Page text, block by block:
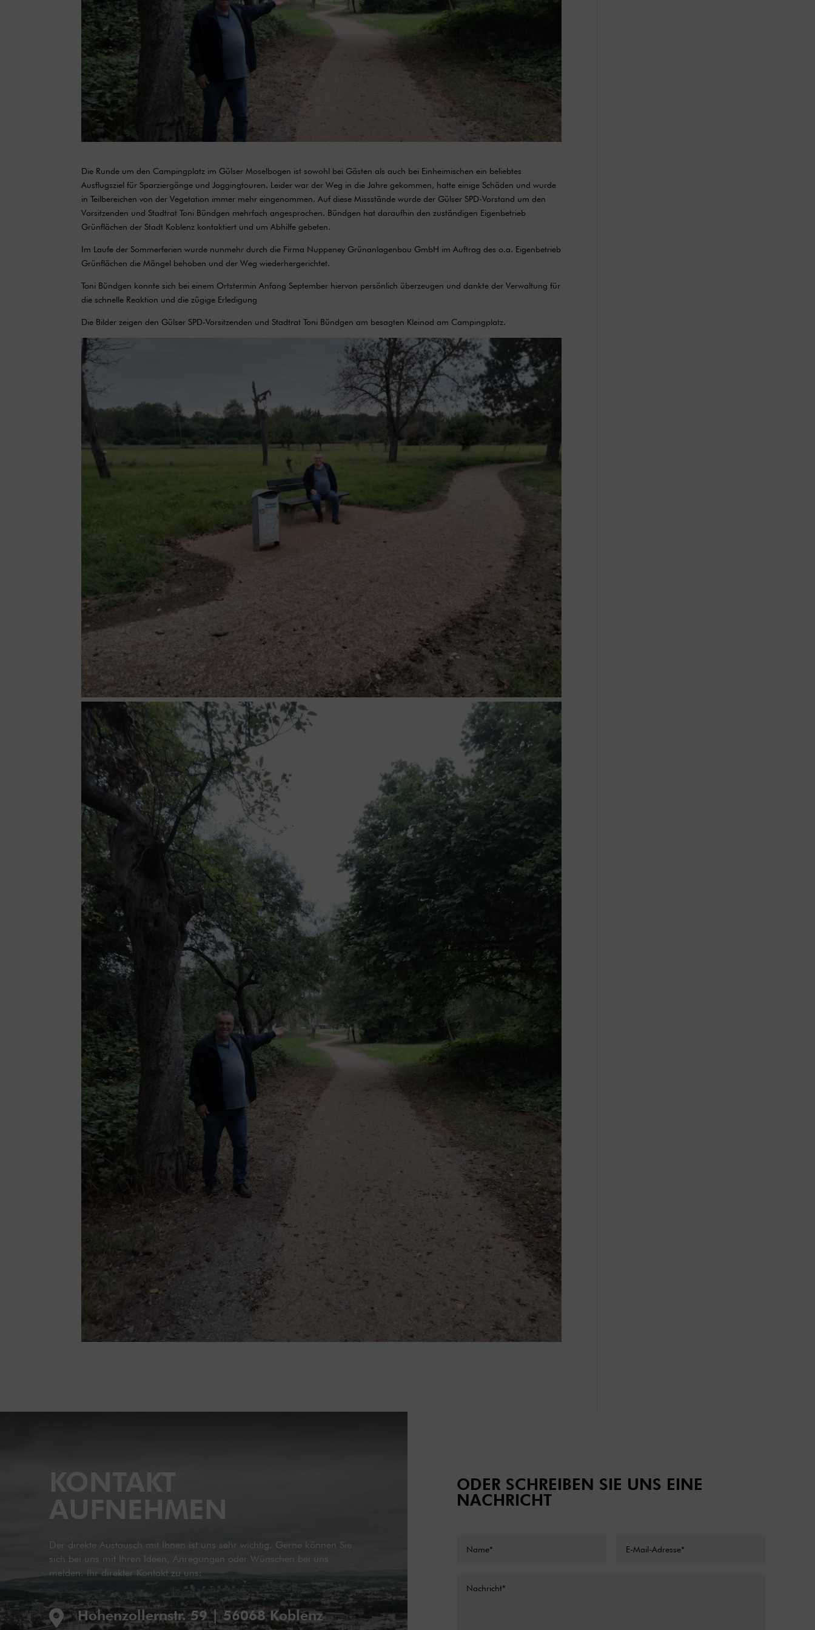
Die Runde um den Campingplatz im Gülser Moselbogen ist sowohl bei Gästen als auch bei Einheimischen ein beliebtes
Ausflugsziel für Sparziergänge und Joggingtouren. Leider war der Weg in die Jahre gekommen, hatte einige Schäden und wurde
in Teilbereichen von der Vegetation immer mehr eingenommen. Auf diese Missstände wurde der Gülser SPD-Vorstand um den
Vorsitzenden und Stadtrat Toni Bündgen mehrfach angesprochen. Bündgen hat daraufhin den zuständigen Eigenbetrieb
Grünflächen der Stadt Koblenz kontaktiert und um Abhilfe gebeten.
Im Laufe der Sommerferien wurde nunmehr durch die Firma Nuppeney Grünanlagenbau GmbH im Auftrag des o.a. Eigenbetrieb
Grünflächen die Mängel behoben und der Weg wiederhergerichtet.
Toni Bündgen konnte sich bei einem Ortstermin Anfang September hiervon persönlich überzeugen und dankte der Verwaltung für
die schnelle Reaktion und die zügige Erledigung
Die Bilder zeigen den Gülser SPD-Vorsitzenden und Stadtrat Toni Bündgen am besagten Kleinod am Campingplatz.
KONTAKT
AUFNEHMEN
Der direkte Austausch mit Ihnen ist uns sehr wichtig. Gerne können Sie
sich bei uns mit Ihren Ideen, Anregungen oder Wünschen bei uns
melden. Ihr direkter Kontakt zu uns:
 Hohenzollernstr. 59 | 56068 Koblenz
ODER SCHREIBEN SIE UNS EINE
NACHRICHT